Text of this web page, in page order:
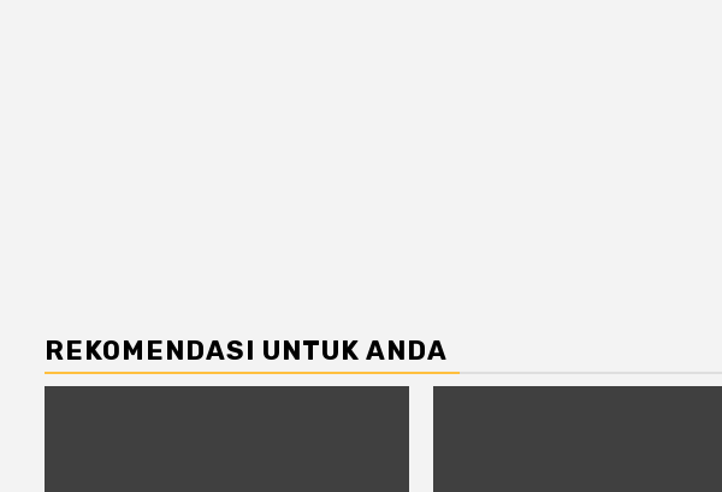
REKOMENDASI UNTUK ANDA